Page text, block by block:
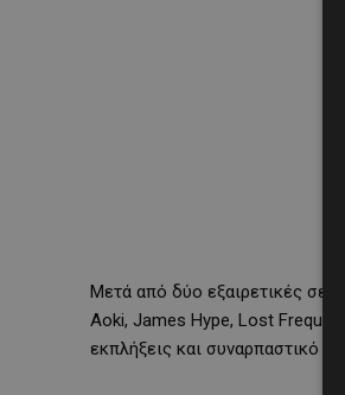
Μετά από δύο εξαιρετικές
Aoki, James Hype, Lost
εκπλήξεις και συναρπαστικό